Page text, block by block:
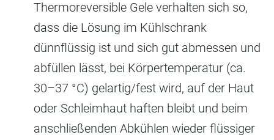
Thermoreversible Gele verhalten sich so,
dass die Lösung im Kühlschrank
dünnflüssig ist und sich gut abmessen und
abfüllen lässt, bei Körpertemperatur (ca.
30–37 °C) gelartig/fest wird, auf der Haut
oder Schleimhaut haften bleibt und beim
anschließenden Abkühlen wieder flüssiger